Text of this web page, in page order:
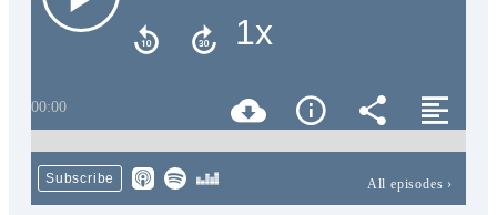
00:00
Subscribe All episodes ›